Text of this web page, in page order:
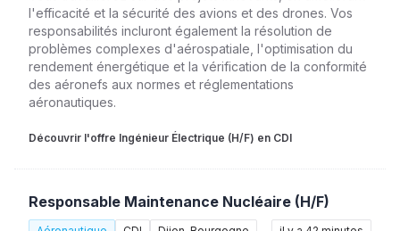
l'efficacité et la sécurité des avions et des drones. Vos
responsabilités incluront également la résolution de
problèmes complexes d'aérospatiale, l'optimisation du
rendement énergétique et la vérification de la conformité
des aéronefs aux normes et réglementations
aéronautiques.
Découvrir l'offre Ingénieur Électrique (H/F) en CDI
Responsable Maintenance Nucléaire (H/F)